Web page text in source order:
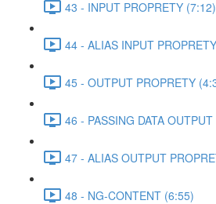
43 - INPUT PROPRETY (7:12)
44 - ALIAS INPUT
45 - OUTPUT PROPRETY
46 - PASSING DATA
47 - ALIAS OUTPUT
48 - NG-CONTENT (6:55)